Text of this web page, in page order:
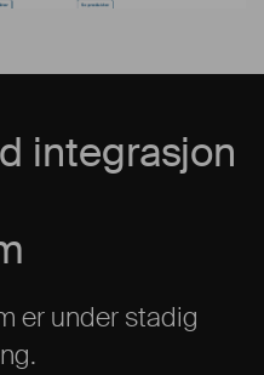
integrasjon
er under stadig